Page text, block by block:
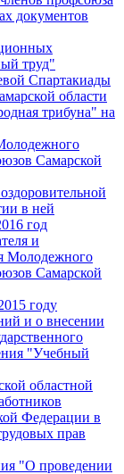
документов
труд"
Спартакиады
области
трибуна" на
Самарской
в ней
год
и
Молодежного
Самарской
году
и о внесении
"Учебный
областной
Федерации в
прав
"О проведении